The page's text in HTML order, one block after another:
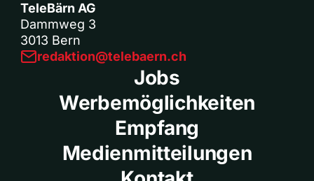
TeleBärn AG
Dammweg 3
3013 Bern
redaktion@telebaern.ch
Jobs
Werbemöglichkeiten
Empfang
Medienmitteilungen